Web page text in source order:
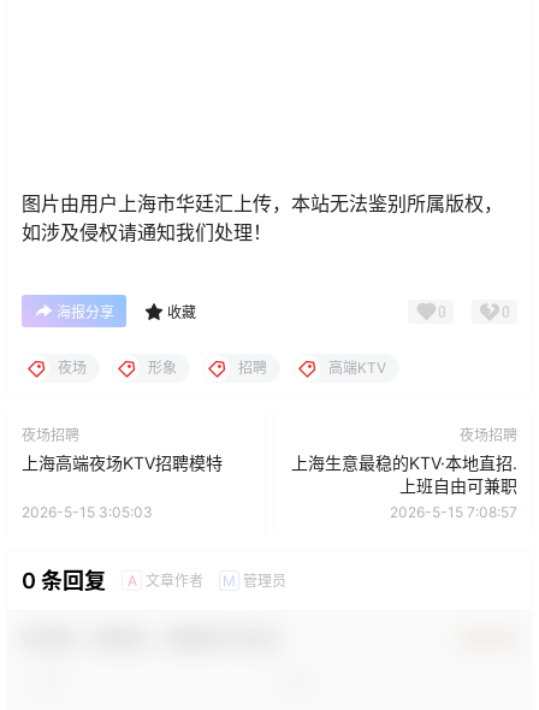
图片由用户上海市华廷汇上传，本站无法鉴别所属版权，
如涉及侵权请通知我们处理！
海报分享 收藏 0 0
夜场 形象 招聘 高端KTV
夜场招聘
上海高端夜场KTV招聘模特
2026-5-15 3:05:03
夜场招聘
上海生意最稳的KTV·本地直招.
上班自由可兼职
2026-5-15 7:08:57
0 条回复 A 文章作者 M 管理员